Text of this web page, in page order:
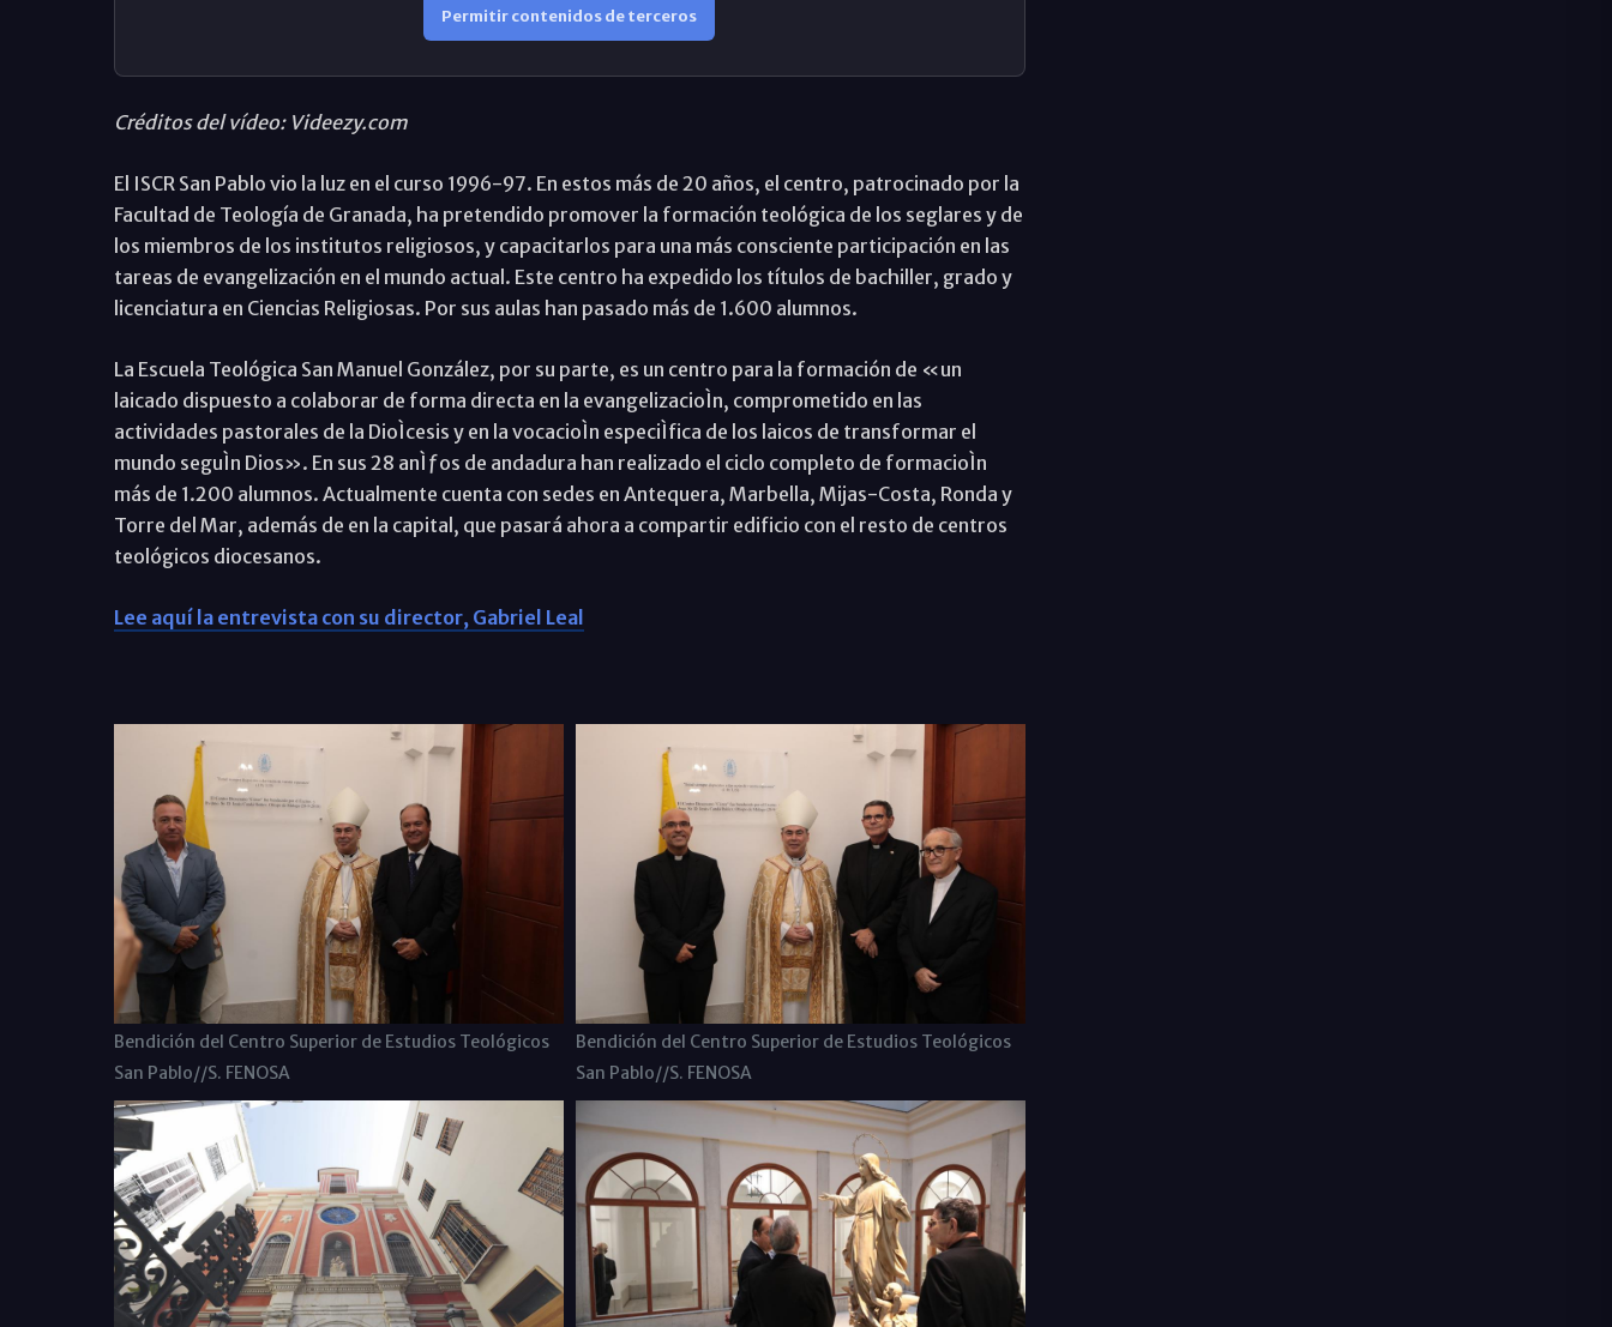
Permitir contenidos de terceros
Créditos del vídeo: Videezy.com
El ISCR San Pablo vio la luz en el curso 1996-97. En estos más de 20 años, el centro, patrocinado por la
Facultad de Teología de Granada, ha pretendido promover la formación teológica de los seglares y de
los miembros de los institutos religiosos, y capacitarlos para una más consciente participación en las
tareas de evangelización en el mundo actual. Este centro ha expedido los títulos de bachiller, grado y
licenciatura en Ciencias Religiosas. Por sus aulas han pasado más de 1.600 alumnos.
La Escuela Teológica San Manuel González, por su parte, es un centro para la formación de «un
laicado dispuesto a colaborar de forma directa en la evangelizacioÌn, comprometido en las
actividades pastorales de la DioÌcesis y en la vocacioÌn especiÌfica de los laicos de transformar el
mundo seguÌn Dios». En sus 28 anÌƒos de andadura han realizado el ciclo completo de formacioÌn
más de 1.200 alumnos. Actualmente cuenta con sedes en Antequera, Marbella, Mijas-Costa, Ronda y
Torre del Mar, además de en la capital, que pasará ahora a compartir edificio con el resto de centros
teológicos diocesanos.
Lee aquí la entrevista con su director, Gabriel Leal
Bendición del Centro Superior de Estudios Teológicos
San Pablo//S. FENOSA
Bendición del Centro Superior de Estudios Teológicos
San Pablo//S. FENOSA